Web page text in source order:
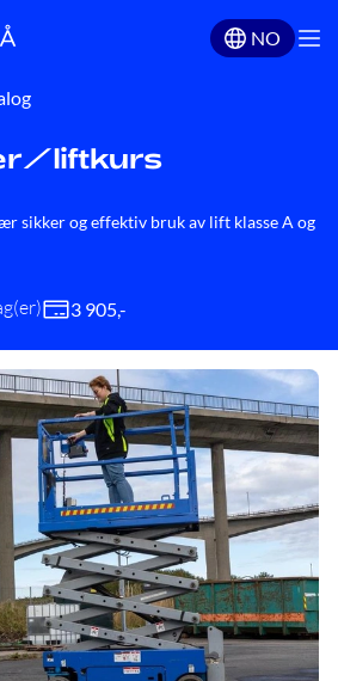
NO
liftkurs
sikker og effektiv bruk av lift klasse A og
3 905,-